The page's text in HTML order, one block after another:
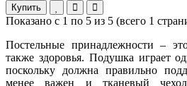
Купить
Показано с 1 по 5 из 5 (всего 1
Постельные принадлежности –
также здоровья. Подушка играет
поскольку должна правильно
менее важен и тканевый